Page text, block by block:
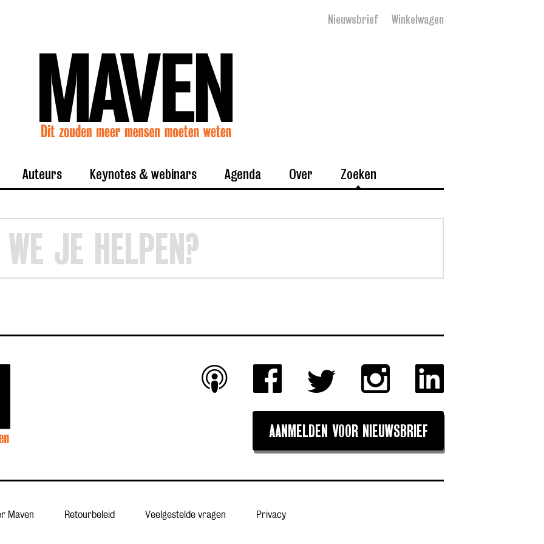
Nieuwsbrief Winkelwagen
Auteurs Keynotes & webinars Agenda Over Zoeken
AANMELDEN VOOR NIEUWSBRIEF
Maven Retourbeleid Veelgestelde vragen Privacy